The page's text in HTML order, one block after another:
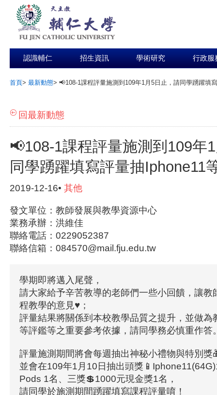
認識輔仁 招生資訊 學術研究 行政服
首頁> 最新動態> 📢108-1課程評量施測到109年1月5日止，請同學踴躍填
回最新動態
📢108-1課程評量施測到109年
同學踴躍填寫評量抽Iphone11
2019-12-16• 其他
發文單位：教師發展與教學資源中心
業務承辦：洪維佳
聯絡電話：0229052387
聯絡信箱：084570@mail.fju.edu.tw
學期即將邁入尾聲，
請大家給予辛苦教導的老師們一些小回饋，讓教
程教學的意見♥；
評量結果將關係到本校教學品質之提升，並做為
等評鑑等之重要參考依據，請同學務必慎重作答
評量施測期間將會每週抽出神秘小禮物與特別獎
並會在109年1月10日抽出頭獎
Pods 1名、三獎💲1000元現金獎1名，
請同學於施測期間踴躍填寫課程評量唷！